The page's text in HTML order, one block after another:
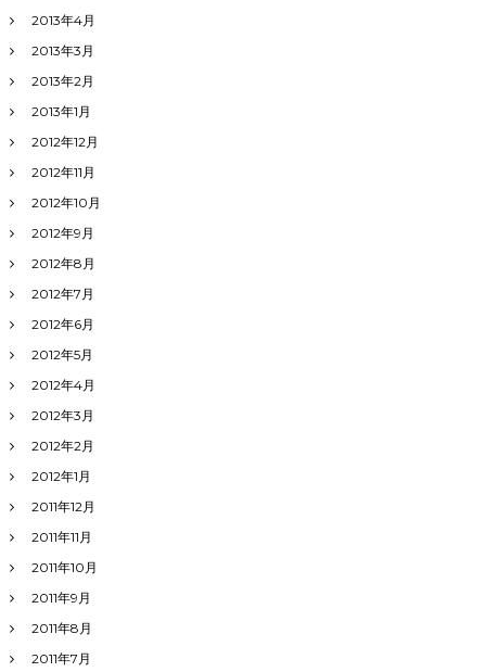
2013年4月
2013年3月
2013年2月
2013年1月
2012年12月
2012年11月
2012年10月
2012年9月
2012年8月
2012年7月
2012年6月
2012年5月
2012年4月
2012年3月
2012年2月
2012年1月
2011年12月
2011年11月
2011年10月
2011年9月
2011年8月
2011年7月